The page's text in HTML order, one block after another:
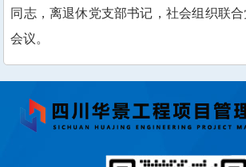
同志，离退休党支部书记，社会组织联
会议。